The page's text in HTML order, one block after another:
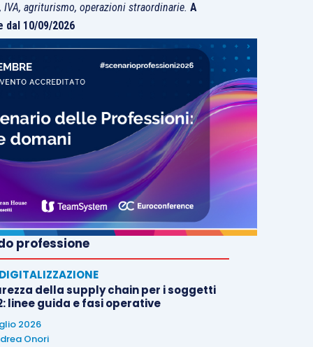
IVA, agriturismo, operazioni straordinarie.A
dal 10/09/2026
professione
della supply chain per i soggetti
linee guida e fasi operative
2026
Onori